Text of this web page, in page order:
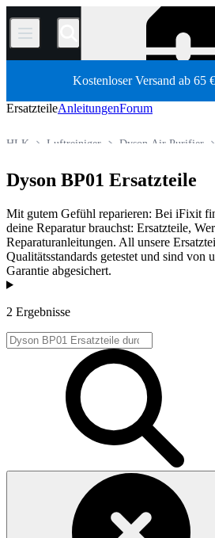
/
Kostenloser Versand ab 65
ErsatzteileAnleitungenForum
Dyson Air Purifier
Luftreiniger
HLK
Dyson BP01 Ersatzteile
Mit gutem Gefühl reparieren: Bei iFixit
deine Reparatur brauchst: Ersatzteile,
Reparaturanleitungen. All unsere
Qualitätsstandards getestet und sind von
Garantie abgesichert.
Produkte
2 Ergebnisse